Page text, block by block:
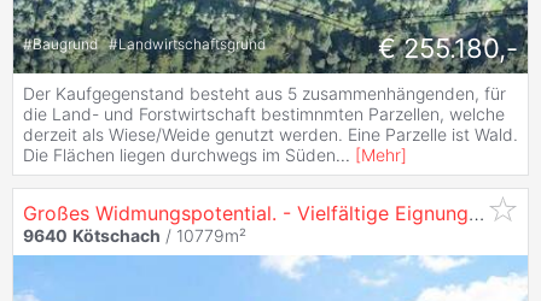
#Baugrund #Landwirtschaftsgrund € 255.180,-
Der Kaufgegenstand besteht aus 5 zusammenhängenden, für
die Land- und Forstwirtschaft bestimnmten Parzellen, welche
derzeit als Wiese/Weide genutzt werden. Eine Parzelle ist Wald.
Die Flächen liegen durchwegs im Süden... [Mehr]
Großes Widmungspotential. - Vielfältige Eignung Für Diverse Projektvorhaben.
9640 Kötschach / 10779m²